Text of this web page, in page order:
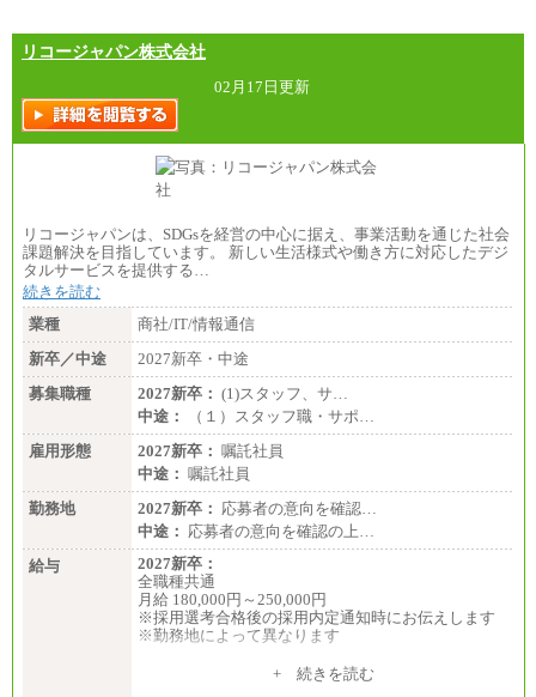
リコージャパン株式会社
02月17日更新
リコージャパンは、SDGsを経営の中心に据え、事業活動を通じた社会
課題解決を目指しています。 新しい生活様式や働き方に対応したデジ
タルサービスを提供する…
続きを読む
業種
商社/IT/情報通信
新卒／中途
2027新卒・中途
募集職種
2027新卒： (1)スタッフ、サ…
中途：
（１）スタッフ職・サポ…
雇用形態
2027新卒： 嘱託社員
中途： 嘱託社員
勤務地
2027新卒： 応募者の意向を確認…
中途： 応募者の意向を確認の上…
給与
2027新卒：
全職種共通
月給 180,000円～250,000円
※採用選考合格後の採用内定通知時にお伝えします
※勤務地によって異なります
+ 続きを読む